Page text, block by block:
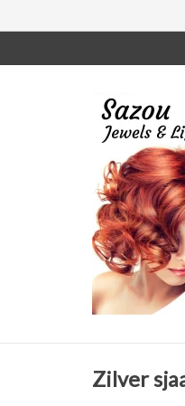
Zilver